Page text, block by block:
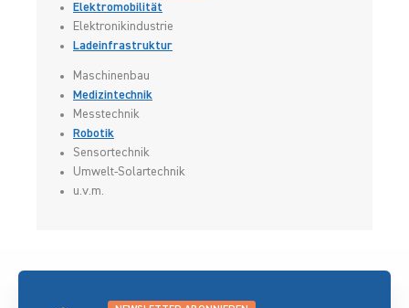
Elektromobilität
Elektronikindustrie
Ladeinfrastruktur
Maschinenbau
Medizintechnik
Messtechnik
Robotik
Sensortechnik
Umwelt-Solartechnik
u.v.m.